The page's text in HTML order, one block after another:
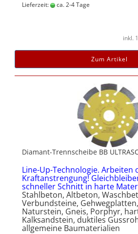
Lieferzeit: ca. 2-4 Tage
inkl.
Zum Artikel
Diamant-Trennscheibe BB
Line-Up-Technologie. Arbeiten
Kraftanstrengung!
schneller Schnitt in harte
Stahlbeton, Altbeton,
Verbundsteine,
Naturstein, Gneis, Porphyr,
Kalksandstein, duktiles
allgemeine Baumaterialien